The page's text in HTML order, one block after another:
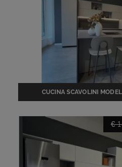
CUCINA SCAVOLINI
€